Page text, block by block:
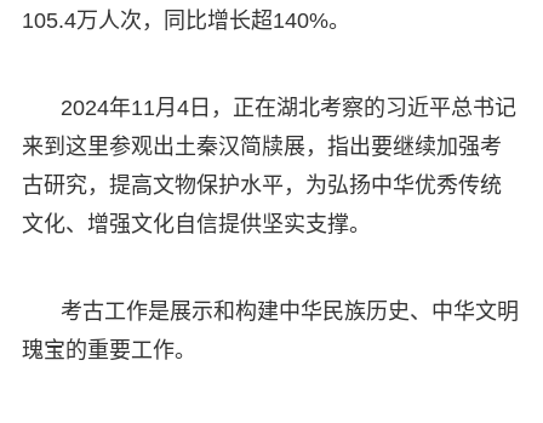
105.4万人次，同比增长超140%。
2024年11月4日，正在湖北考察的习近平总书记
来到这里参观出土秦汉简牍展，指出要继续加强考
古研究，提高文物保护水平，为弘扬中华优秀传统
文化、增强文化自信提供坚实支撑。
考古工作是展示和构建中华民族历史、中华文明
瑰宝的重要工作。